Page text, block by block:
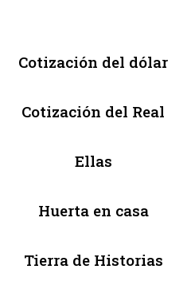
Cotización del dólar
Cotización del Real
Ellas
Huerta en casa
Tierra de Historias